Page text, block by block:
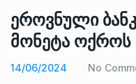
ეროვნული
მონეტა ოქროს
14/06/2024 No